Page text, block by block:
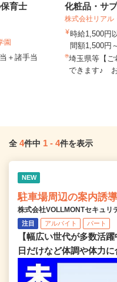
育士
園
＋諸手当
化粧品・サ
株式会社リアル
時給1,500円
間額1,500円
埼玉県等【ご
できます♪ お
全 4件中 1 - 4件を表示
NEW
駐車場周辺の案内誘
株式会社VOLLMONTセキュリ
注目 アルバイト パート
【幅広い世代が多数活
日だけなど体調や体力